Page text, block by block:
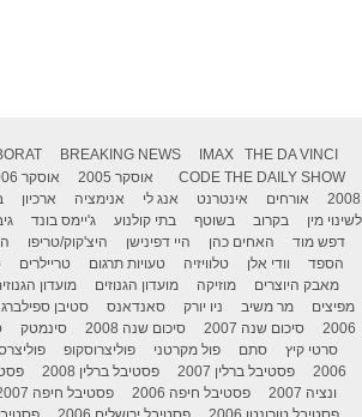
BREAKING NEWS IMAX
THE DA VINCI
CODE THE DAILY SHOW אוסקר 2005 אוסקר 2006
2008
אורחים אינטרנט אנג לי אנימציה ארכיון
לשינוי מין
בקרוב בשוטף בתי קולנוע ג'יימס בונד
דפש מוד
האחים כהן היי דפינישן היצ'קוק/טריפו
הספד
וודי אלן טלוויזיה טעויות תרגום טריילרים
מאבק היוצרים
מוזיקה מועדון הגנוזים מועדון הגנוזים
מפיצים
מר משיב ניו יורק סאנדאנס סטיבן ספילברג
2006
סיכום שנה 2007 סיכום שנה 2008 סינמטק
סרטי קיץ
סתם פול מקרטני פוליצרוסקופ
2006
פסטיבל ברלין 2007 פסטיבל ברלין 2008
ונציה 2007
פסטיבל חיפה 2006 פסטיבל חיפה 2007